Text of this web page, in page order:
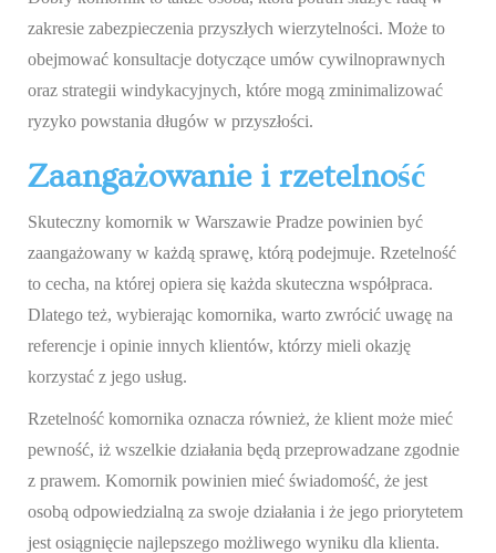
zakresie zabezpieczenia przyszłych wierzytelności. Może to
obejmować konsultacje dotyczące umów cywilnoprawnych
oraz strategii windykacyjnych, które mogą zminimalizować
ryzyko powstania długów w przyszłości.
Zaangażowanie i rzetelność
Skuteczny komornik w Warszawie Pradze powinien być
zaangażowany w każdą sprawę, którą podejmuje. Rzetelność
to cecha, na której opiera się każda skuteczna współpraca.
Dlatego też, wybierając komornika, warto zwrócić uwagę na
referencje i opinie innych klientów, którzy mieli okazję
korzystać z jego usług.
Rzetelność komornika oznacza również, że klient może mieć
pewność, iż wszelkie działania będą przeprowadzane zgodnie
z prawem. Komornik powinien mieć świadomość, że jest
osobą odpowiedzialną za swoje działania i że jego priorytetem
jest osiągnięcie najlepszego możliwego wyniku dla klienta.